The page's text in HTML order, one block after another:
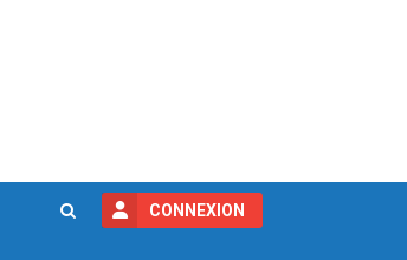
CONNEXION